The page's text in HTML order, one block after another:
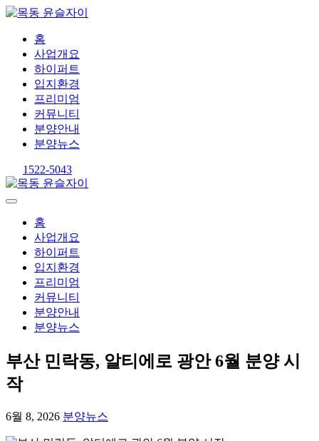
홈
사업개요
하이퍼트
입지환경
프리미엄
커뮤니티
분양안내
분양뉴스
1522-5043
홈
사업개요
하이퍼트
입지환경
프리미엄
커뮤니티
분양안내
분양뉴스
부산 민락동, 알티에로 광안 6월 분양 시
작
6월 8, 2026 분양뉴스